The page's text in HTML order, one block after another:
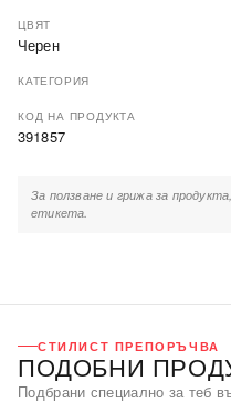
ЦВЯТ
Черен
КАТЕГОРИЯ
КОД НА ПРОДУКТА
391857
За ползване и грижа за
етикета.
СТИЛИСТ ПРЕПОРЪЧВА
ПОДОБНИ
Подбрани специално за теб